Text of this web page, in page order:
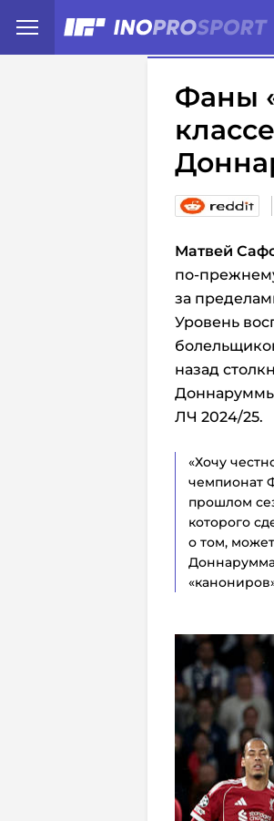
Иностранцы о
Фаны
Матвей
по-
за
Уровень
назад
ЛЧ 2024/25.
«Хочу
чемпионат
прошлом
которого
о том,